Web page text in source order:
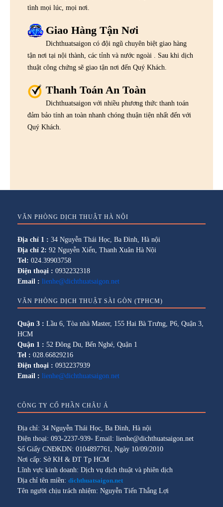
tình mọi lúc, mọi nơi.
Giao Hàng Tận Nơi
Dichthuatsaigon có đội ngũ chuyên biệt giao hàng
tận nơi tại nội thành, các tỉnh và nước ngoài . Sau khi dịch
thuật công chứng sẽ giao tận nơi đến Quý Khách.
Thanh Toán An Toàn
Dichthuatsaigon với nhiều phương thức thanh toán
đảm bảo tính an toàn nhanh chóng thuận tiện nhất đến với
Quý Khách.
VĂN PHÒNG DỊCH THUẬT HÀ NỘI
Địa chỉ 1 : 34 Nguyễn Thái Học, Ba Đình, Hà nội
Địa chỉ 2: 92 Nguyễn Xiển, Thanh Xuân Hà Nội
Tel: 024.39903758
Điện thoại : 0932232318
Email : lienhe@dichthuatsaigon.net
VĂN PHÒNG DỊCH THUẬT SÀI GÒN (TPHCM)
Quận 3 : Lầu 6, Tòa nhà Master, 155 Hai Bà Trưng, P6, Quận 3,
HCM
Quận 1 : 52 Đông Du, Bến Nghé, Quận 1
Tel : 028.66829216
Điện thoại : 0932237939
Email : lienhe@dichthuatsaigon.net
CÔNG TY CỔ PHẦN CHÂU Á
Địa chỉ: 34 Nguyễn Thái Học, Ba Đình, Hà nội
Điện thoại: 093-2237-939- Email: lienhe@dichthuatsaigon.net
Số Giấy CNĐKDN: 0104897761, Ngày 10/09/2010
Nơi cấp: Sở KH & ĐT Tp HCM
Lĩnh vực kinh doanh: Dịch vụ dịch thuật và phiên dịch
Địa chỉ tên miền: dichthuatsaigon.net
Tên người chịu trách nhiệm: Nguyễn Tiến Thắng Lợi